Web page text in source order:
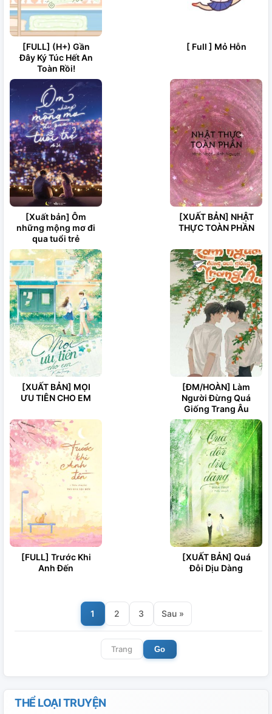
[FULL] (H+) Gần
Đây Ký Túc Hết An
Toàn Rồi!
[ Full ] Mỏ Hỗn
[Xuất bản] Ôm
những mộng mơ đi
qua tuổi trẻ
[XUẤT BẢN] NHẬT
THỰC TOÀN PHẦN
[XUẤT BẢN] MỌI
ƯU TIÊN CHO EM
[ĐM/HOÀN] Làm
Người Đừng Quá
Giống Trang Âu
[FULL] Trước Khi
Anh Đến
[XUẤT BẢN] Quá
Đỗi Dịu Dàng
1 2 3 Sau »
Go
THỂ LOẠI TRUYỆN